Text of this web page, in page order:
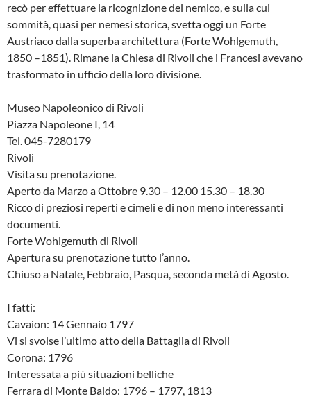
recò per effettuare la ricognizione del nemico, e sulla cui
sommità, quasi per nemesi storica, svetta oggi un Forte
Austriaco dalla superba architettura (Forte Wohlgemuth,
1850 –1851). Rimane la Chiesa di Rivoli che i Francesi avevano
trasformato in ufficio della loro divisione.
Museo Napoleonico di Rivoli
Piazza Napoleone I, 14
Tel. 045-7280179
Rivoli
Visita su prenotazione.
Aperto da Marzo a Ottobre 9.30 – 12.00 15.30 – 18.30
Ricco di preziosi reperti e cimeli e di non meno interessanti
documenti.
Forte Wohlgemuth di Rivoli
Apertura su prenotazione tutto l’anno.
Chiuso a Natale, Febbraio, Pasqua, seconda metà di Agosto.
I fatti:
Cavaion: 14 Gennaio 1797
Vi si svolse l’ultimo atto della Battaglia di Rivoli
Corona: 1796
Interessata a più situazioni belliche
Ferrara di Monte Baldo: 1796 – 1797, 1813